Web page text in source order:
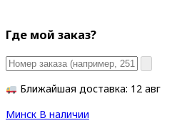
Где мой заказ?
Ближайшая доставка: 12 авг
Минск В наличии